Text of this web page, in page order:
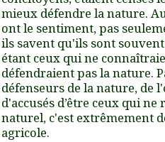
mieux défendre la nature.
ont le sentiment, pas
ils savent qu'ils sont
étant ceux qui ne
défendraient pas la nature.
défenseurs de la nature, de
d'accusés d’être ceux qui
naturel, c'est extrêmement
agricole.